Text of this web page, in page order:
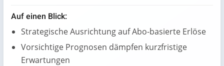
Auf einen Blick:
Strategische Ausrichtung auf Abo-basierte Erlöse
Vorsichtige Prognosen dämpfen kurzfristige
Erwartungen